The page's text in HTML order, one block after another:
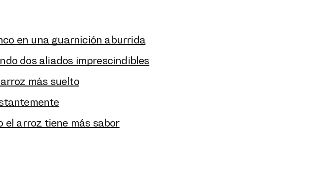
en una guarnición aburrida
dos aliados imprescindibles
más suelto
el arroz tiene más sabor